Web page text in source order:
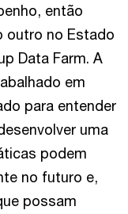
então
outro no Estado
Data Farm. A
em
para entender
uma
podem
no futuro e,
possam